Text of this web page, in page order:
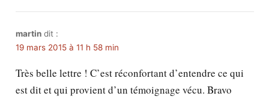
martin dit :
19 mars 2015 à 11 h 58 min
Très belle lettre ! C’est réconfortant d’entendre ce qui
est dit et qui provient d’un témoignage vécu. Bravo